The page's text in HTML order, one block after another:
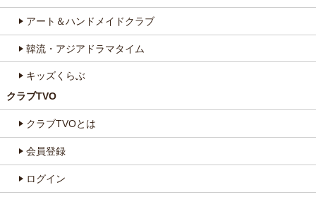
アート＆ハンドメイドクラブ
韓流・アジアドラマタイム
キッズくらぶ
クラブTVO
クラブTVOとは
会員登録
ログイン